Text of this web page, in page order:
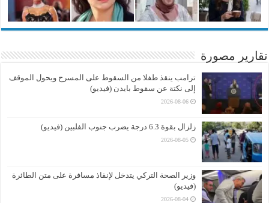
تقارير مصورة
ترامب ينقذ طفلا من السقوط على المسرح ويحول الموقف
إلى نكتة عن سقوط بايدن (فيديو)
2026-08-06
زلزال بقوة 6.3 درجة يضرب جنوب الفلبين (فيديو)
2026-08-05
وزير الصحة التركي يتدخل لإنقاذ مسافرة على متن الطائرة
(فيديو)
2026-08-04